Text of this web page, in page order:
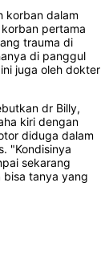
korban dalam
pertama
trauma di
di panggul
juga oleh dokter
dr Billy,
kiri dengan
diduga dalam
"Kondisinya
sekarang
bisa tanya yang